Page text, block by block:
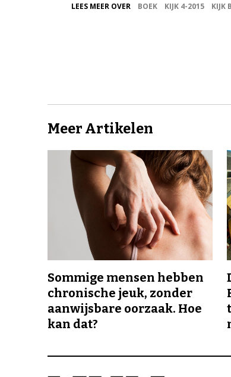
LEES MEER OVER BOEK KIJK 4-2015 KIJK
Meer Artikelen
Sommige mensen hebben
chronische jeuk, zonder
aanwijsbare oorzaak. Hoe
kan dat?